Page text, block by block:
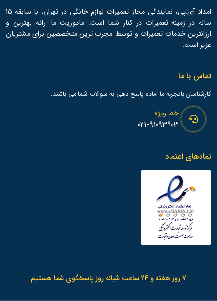
امداد آی.پی، نمایندگی مجاز تعمیرات لوازم خانگی در تهران، با سابقه 15
ساله در زمینه تعمیرات در کنار شما است. ماموریت ما ارائه بهترین و
ارزانترین خدمات تعمیرات و توسط مجرب ترین متخصصین برای مشتریان
عزیز است.
تماس با ما
کارشناسان باتجربه ما آماده پاسخ دهی به سوالات شما می باشند.
خط ویژه
021-91093903
نمادهای اعتماد
7 روز هفته و 24 ساعت شبانه روز پاسخگوی شما هستیم